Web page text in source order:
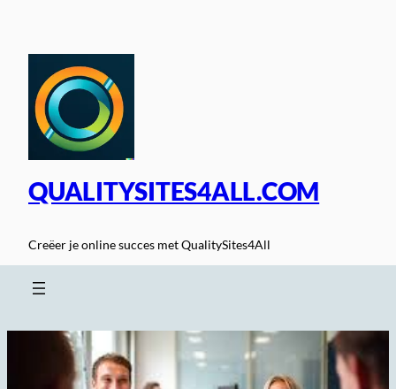
inhoud
QUALITYSITES4ALL.COM
Creëer je online succes met QualitySites4All